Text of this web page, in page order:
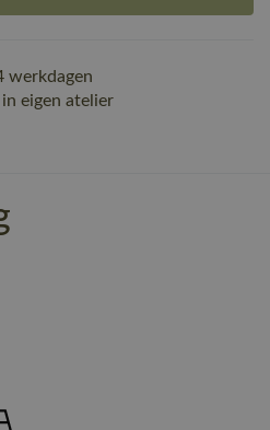
werkdagen
eigen atelier